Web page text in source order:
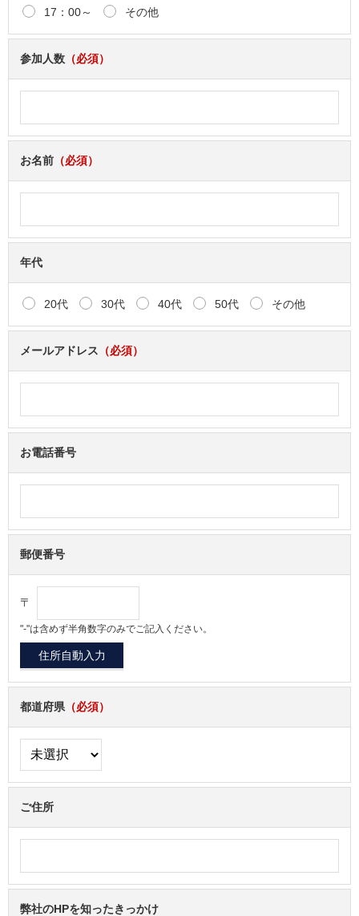
17：00～
その他
参加人数 （必須）
お名前 （必須）
年代
20代 30代 40代 50代 その他
メールアドレス （必須）
お電話番号
郵便番号
〒
"-"は含めず半角数字のみでご記入ください。
都道府県 （必須）
ご住所
弊社のHPを知ったきっかけ